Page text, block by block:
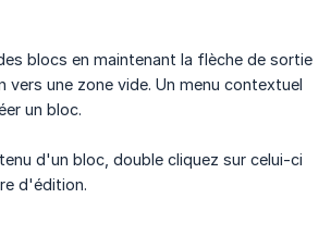
blocs en maintenant la flèche de sortie
vers une zone vide. Un menu contextuel
un bloc.
d'un bloc, double cliquez sur celui-ci
d'édition.